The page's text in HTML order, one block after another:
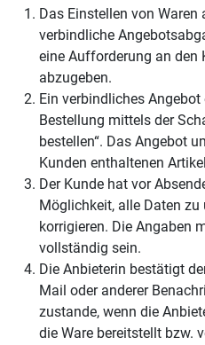
Das Einstellen von
verbindliche
eine Aufforderung an den
abzugeben.
Ein verbindliches
Bestellung mittels der
bestellen“. Das Angebot
Kunden enthaltenen
Der Kunde hat vor
Möglichkeit, alle Daten zu
korrigieren. Die Angaben
vollständig sein.
Die Anbieterin bestätigt
Mail oder anderer
zustande, wenn die
die Ware bereitstellt bzw.